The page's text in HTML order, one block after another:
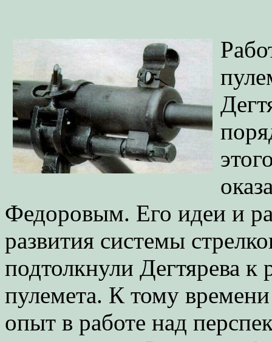
Федоровым. Его идеи и
развития системы
подтолкнули Дегтярева к
пулемета. К тому
опыт в работе над